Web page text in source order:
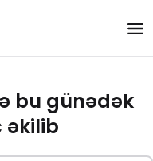
bu günədək
əkilib